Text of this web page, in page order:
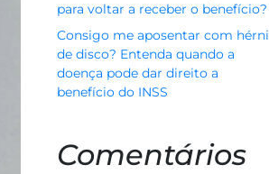
para voltar a receber o benefício?
Consigo me aposentar com
de disco? Entenda quando a
doença pode dar direito a
benefício do INSS
Comentários